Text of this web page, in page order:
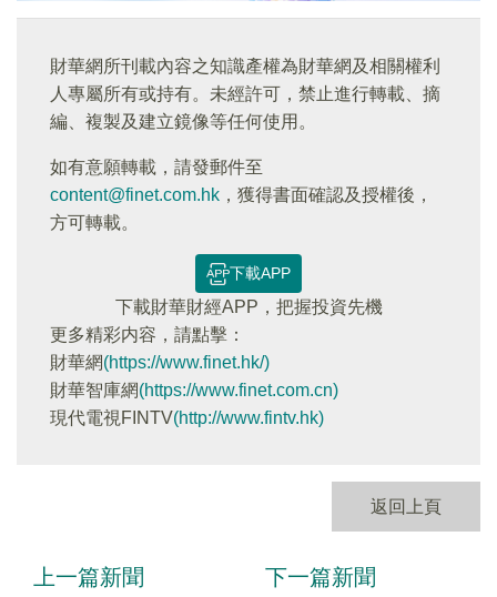
財華網所刊載內容之知識產權為財華網及相關權利
人專屬所有或持有。未經許可，禁止進行轉載、摘
編、複製及建立鏡像等任何使用。
如有意願轉載，請發郵件至
content@finet.com.hk ，獲得書面確認及授權後，
方可轉載。
下載APP
下載財華財經APP，把握投資先機
更多精彩内容，請點擊：
財華網(https://www.finet.hk/)
財華智庫網(https://www.finet.com.cn)
現代電視FINTV(http://www.fintv.hk)
返回上頁
上一篇新聞 下一篇新聞